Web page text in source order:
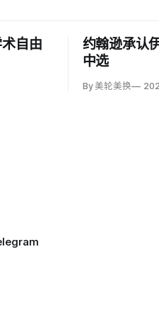
自由
约翰逊承认
中选
By 美轮美换